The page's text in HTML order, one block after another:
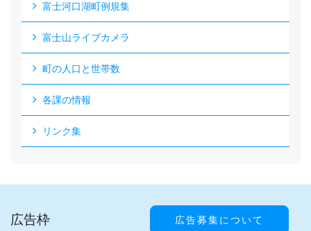
富士河口湖町例規集
富士山ライブカメラ
町の人口と世帯数
各課の情報
リンク集
広告枠 広告募集について